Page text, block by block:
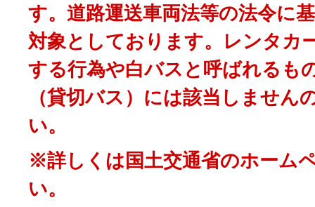
す。道路運送車両法等の法令に
対象としております。レンタカ
する行為や白バスと呼ばれるも
（貸切バス）には該当しません
い。
※詳しくは国土交通省のホーム
い。